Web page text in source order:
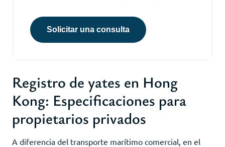
Solicitar una consulta
Registro de yates en Hong
Kong: Especificaciones para
propietarios privados
A diferencia del transporte marítimo comercial, en el